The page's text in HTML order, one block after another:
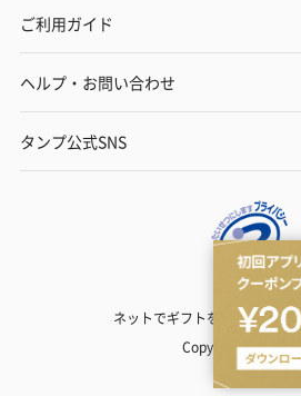
ご利用ガイド
ヘルプ・お問い合わせ
タンプ公式SNS
ネットでギフトを贈るなら |
Copyright© TANP